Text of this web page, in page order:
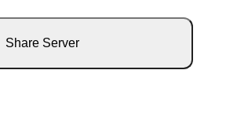
Share Server